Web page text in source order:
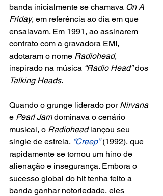
banda inicialmente se chamava On A
Friday, em referência ao dia em que
ensaiavam. Em 1991, ao assinarem
contrato com a gravadora EMI,
adotaram o nome Radiohead,
inspirado na música “Radio Head” dos
Talking Heads.
Quando o grunge liderado por Nirvana
e Pearl Jam dominava o cenário
musical, o Radiohead lançou seu
single de estreia, “Creep” (1992), que
rapidamente se tornou um hino de
alienação e insegurança. Embora o
sucesso global do hit tenha feito a
banda ganhar notoriedade, eles